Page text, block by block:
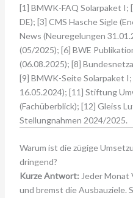
[1] BMWK-FAQ Solarpaket I;
DE); [3] CMS Hasche Sigle
News (Neuregelungen
(05/2025); [6] BWE
(06.08.2025); [8]
[9] BMWK-Seite Solarpaket
16.05.2024); [11] Stiftung
(Fachüberblick); [12] Gleiss
Stellungnahmen 2024/2025.
Warum ist die zügige
dringend?
Kurze Antwort: Jeder
und bremst die Ausbauziele.